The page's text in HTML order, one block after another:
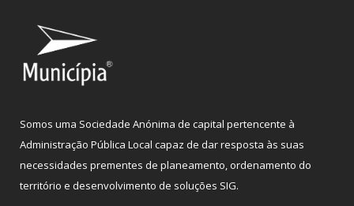
Somos uma Sociedade Anónima de capital pertencente à
Administração Pública Local capaz de dar resposta às suas
necessidades prementes de planeamento, ordenamento do
território e desenvolvimento de soluções SIG.